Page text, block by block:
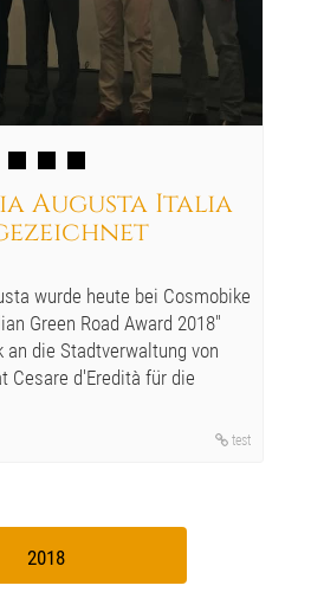
Augusta Italia
wurde heute bei Cosmobike
Green Road Award 2018"
an die Stadtverwaltung von
Cesare d'Eredità für die
test
2018